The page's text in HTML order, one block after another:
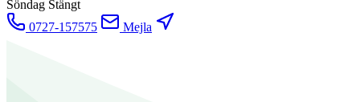
Söndag Stängt
0727-157575
Mejla